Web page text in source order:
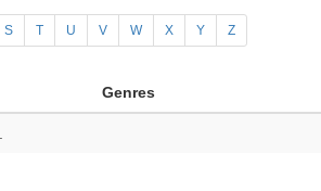
S T U V W X Y Z
Genres